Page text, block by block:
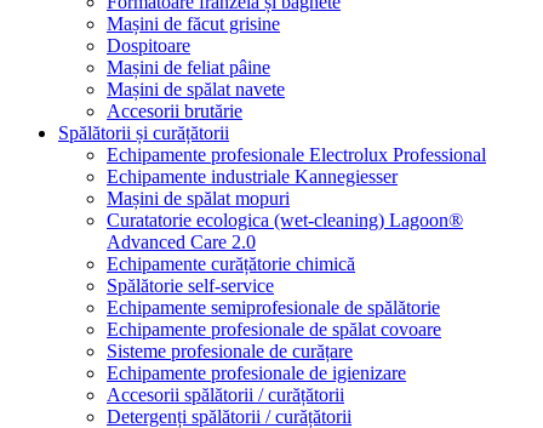
Mașini de făcut grisine
Dospitoare
Mașini de feliat pâine
Mașini de spălat navete
Accesorii brutărie
Spălătorii și curățătorii
Echipamente profesionale Electrolux Professional
Echipamente industriale Kannegiesser
Mașini de spălat mopuri
Curatatorie ecologica (wet-cleaning) Lagoon®
Advanced Care 2.0
Echipamente curățătorie chimică
Spălătorie self-service
Echipamente semiprofesionale de spălătorie
Echipamente profesionale de spălat covoare
Sisteme profesionale de curățare
Echipamente profesionale de igienizare
Accesorii spălătorii / curățătorii
Detergenți spălătorii / curățătorii